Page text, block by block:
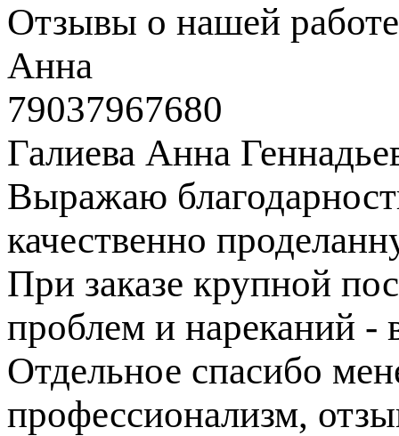
Отзывы о нашей работе
Анна
79037967680
Галиева Анна
Выражаю
качественно
При заказе крупной
проблем и нареканий -
Отдельное спасибо
профессионализм,